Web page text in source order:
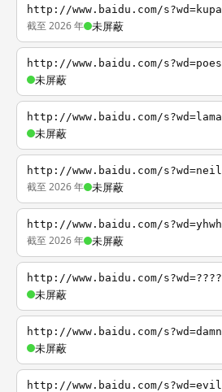
http://www.baidu.com/s?wd=kupa
截至 2026 年 未屏蔽
http://www.baidu.com/s?wd=poes
未屏蔽
http://www.baidu.com/s?wd=lama
未屏蔽
http://www.baidu.com/s?wd=neil
截至 2026 年 未屏蔽
http://www.baidu.com/s?wd=yhwh
截至 2026 年 未屏蔽
http://www.baidu.com/s?wd=????
未屏蔽
http://www.baidu.com/s?wd=damn
未屏蔽
http://www.baidu.com/s?wd=evil